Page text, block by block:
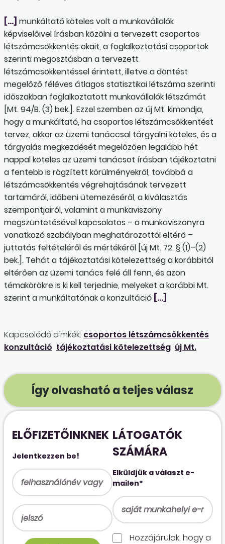
[…] munkáltató köteles volt a munkavállalók
képviselőivel írásban közölni a tervezett csoportos
létszámcsökkentés okait, a foglalkoztatási csoportok
szerinti megosztásban a tervezett
létszámcsökkentéssel érintett, illetve a döntést
megelőző féléves átlagos statisztikai létszáma szerinti
időszakban foglalkoztatott munkavállalók létszámát
[Mt. 94/B. (3) bek.]. Ezzel szemben az új Mt. kimondja,
hogy a munkáltató, ha csoportos létszámcsökkentést
tervez, akkor az üzemi tanáccsal tárgyalni köteles, és a
tárgyalás megkezdését megelőzően legalább hét
nappal köteles az üzemi tanácsot írásban tájékoztatni
a fentebb is rögzített körülményekről, továbbá a
létszámcsökkentés végrehajtásának tervezett
tartamáról, időbeni ütemezéséről, a kiválasztás
szempontjairól, valamint a munkaviszony
megszüntetésével kapcsolatos – a munkaviszonyra
vonatkozó szabályban meghatározottól eltérő –
juttatás feltételéről és mértékéről [új Mt. 72. § (1)–(2)
bek.]. Tehát a tájékoztatási kötelezettség a korábbitól
eltérően az üzemi tanács felé áll fenn, és azon
témakörökre is ki kell terjednie, melyeket a korábbi Mt.
szerint a munkáltatónak a konzultáció […]
Kapcsolódó címkék: csoportos létszámcsökkentés
konzultáció tájékoztatási kötelezettség új Mt.
Így olvasható a teljes válasz
ELŐFIZETŐINKNEK
Jelentkezzen be!
LÁTOGATÓK
SZÁMÁRA
Elküldjük a választ e-
mailen*
Hozzájárulok, hogy a